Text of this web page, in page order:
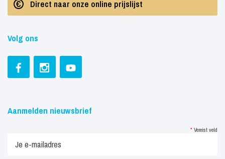
Direct naar onze online prijslijst
Volg ons
Aanmelden nieuwsbrief
* Vereist veld